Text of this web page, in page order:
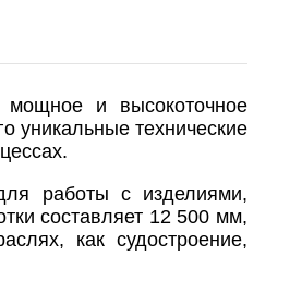
мощное и высокоточное
уникальные технические
работы с изделиями,
составляет 12 500 мм,
как судостроение,